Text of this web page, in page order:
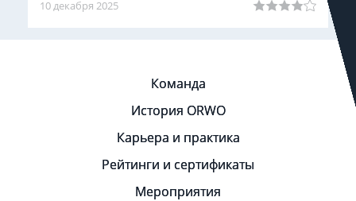
10 декабря 2025
Команда
История ORWO
Карьера и практика
Рейтинги и сертификаты
Мероприятия